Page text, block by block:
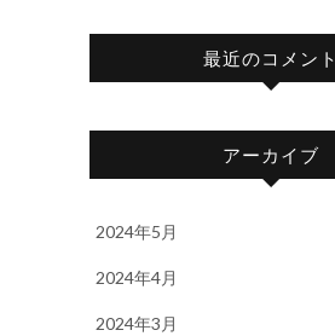
最近のコメント
アーカイブ
2024年5月
2024年4月
2024年3月